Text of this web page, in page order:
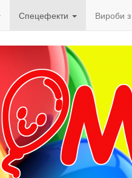
Спецефекти Вироби з